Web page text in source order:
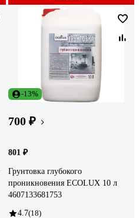
-13%
700 ₽
801 ₽
Грунтовка глубокого
проникновения ECOLUX 10 л
4607133681753
4.7(18)